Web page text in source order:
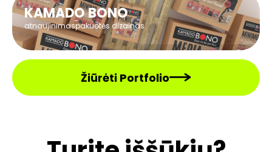
KAMADO BONO
atnaujinimaspakuotės dizainas
Žiūrėti Portfolio